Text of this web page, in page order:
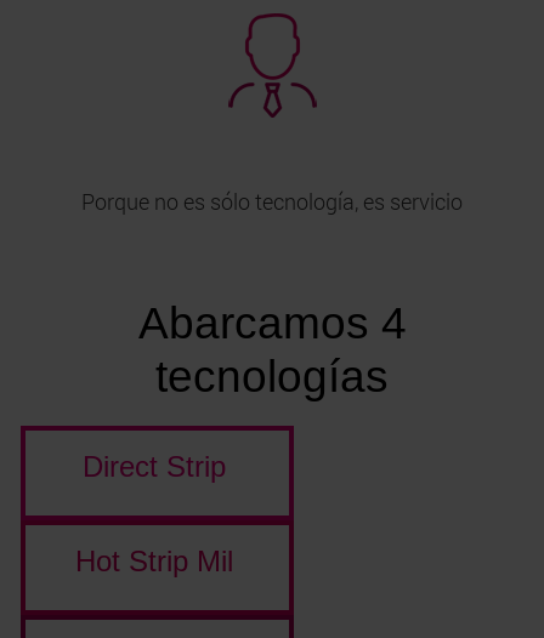
Porque no es sólo tecnología, es servicio
Abarcamos 4
tecnologías
Direct Strip
Hot Strip Mil